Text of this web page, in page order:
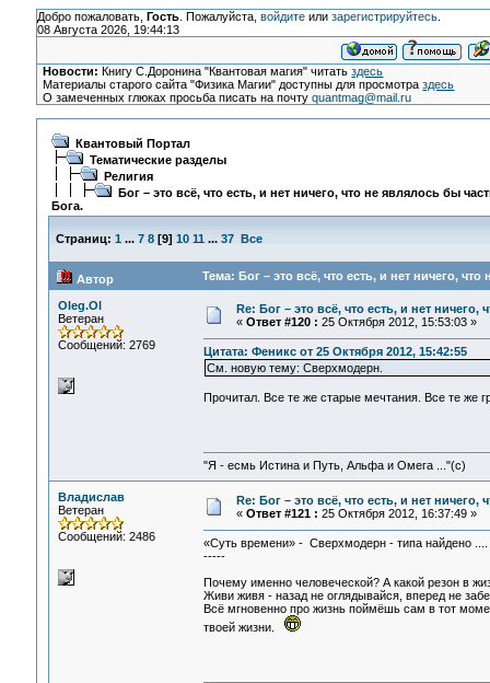
Добро пожаловать, Гость. Пожалуйста, войдитеили зарегистрируйтесь.
08 Августа 2026, 19:44:13
Новости: Книгу С.Доронина "Квантовая магия" читатьздесь
Материалы старого сайта "Физика Магии" доступны для просмотраздесь
О замеченных глюках просьба писать на почтуquantmag@mail.ru
Квантовый Портал
Тематические разделы
Религия
Бог – это всё, что есть, и нет ничего, что не являлось бы
Бога.
Страниц: 1 ... 7 8[9] 10 11 ... 37 Все
Автор Тема: Бог – это всё, что есть, и нет ничего,
Oleg.Ol
Ветеран
Сообщений: 2769
Re: Бог – это всё, что есть, и нет
« Ответ #120 : 25 Октября 2012, 15:53:03 »
Цитата: Феникс от 25 Октября 2012, 15:42:55
См. новую тему: Сверхмодерн.
Прочитал. Все те же старые мечтания. Все те же
"Я - есмь Истина и Путь, Альфа и Омега ..."(с)
Владислав
Ветеран
Сообщений: 2486
Re: Бог – это всё, что есть, и нет
« Ответ #121 : 25 Октября 2012, 16:37:49 »
«Суть времени» - Сверхмодерн - типа найдено
-----
Почему именно человеческой? А какой резон в
Живи живя - назад не оглядывайся, вперед не
Всё мгновенно про жизнь поймёшь сам в тот
твоей жизни.